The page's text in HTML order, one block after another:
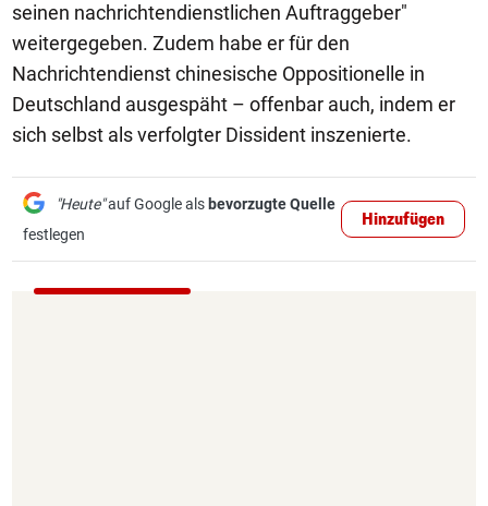
seinen nachrichtendienstlichen Auftraggeber"
weitergegeben. Zudem habe er für den
Nachrichtendienst chinesische Oppositionelle in
Deutschland ausgespäht – offenbar auch, indem er
sich selbst als verfolgter Dissident inszenierte.
"Heute"auf Google als bevorzugte Quelle
festlegen
Hinzufügen